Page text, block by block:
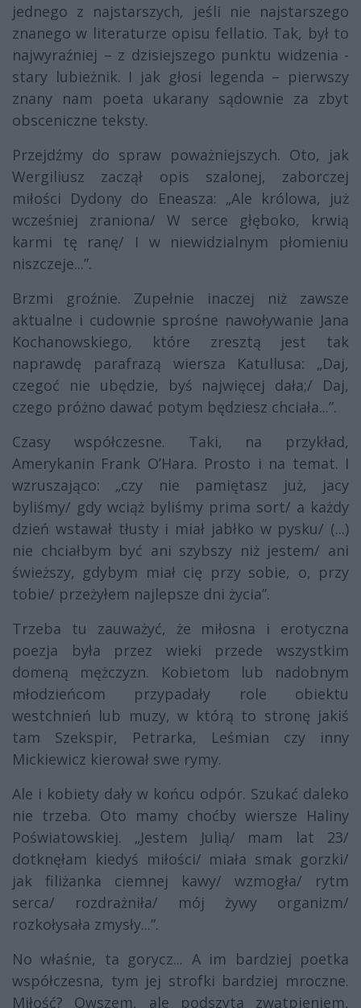
jednego z najstarszych, jeśli nie najstarszego
znanego w literaturze opisu fellatio. Tak, był to
najwyraźniej – z dzisiejszego punktu widzenia -
stary lubieżnik. I jak głosi legenda – pierwszy
znany nam poeta ukarany sądownie za zbyt
obsceniczne teksty.
Przejdźmy do spraw poważniejszych. Oto, jak
Wergiliusz zaczął opis szalonej, zaborczej
miłości Dydony do Eneasza: „Ale królowa, już
wcześniej zraniona/ W serce głęboko, krwią
karmi tę ranę/ I w niewidzialnym płomieniu
niszczeje...”.
Brzmi groźnie. Zupełnie inaczej niż zawsze
aktualne i cudownie sprośne nawoływanie Jana
Kochanowskiego, które zresztą jest tak
naprawdę parafrazą wiersza Katullusa: „Daj,
czegoć nie ubędzie, byś najwięcej dała;/ Daj,
czego próżno dawać potym będziesz chciała...”.
Czasy współczesne. Taki, na przykład,
Amerykanin Frank O’Hara. Prosto i na temat. I
wzruszająco: „czy nie pamiętasz już, jacy
byliśmy/ gdy wciąż byliśmy prima sort/ a każdy
dzień wstawał tłusty i miał jabłko w pysku/ (...)
nie chciałbym być ani szybszy niż jestem/ ani
świeższy, gdybym miał cię przy sobie, o, przy
tobie/ przeżyłem najlepsze dni życia”.
Trzeba tu zauważyć, że miłosna i erotyczna
poezja była przez wieki przede wszystkim
domeną mężczyzn. Kobietom lub nadobnym
młodzieńcom przypadały role obiektu
westchnień lub muzy, w którą to stronę jakiś
tam Szekspir, Petrarka, Leśmian czy inny
Mickiewicz kierował swe rymy.
Ale i kobiety dały w końcu odpór. Szukać daleko
nie trzeba. Oto mamy choćby wiersze Haliny
Poświatowskiej. „Jestem Julią/ mam lat 23/
dotknęłam kiedyś miłości/ miała smak gorzki/
jak filiżanka ciemnej kawy/ wzmogła/ rytm
serca/ rozdrażniła/ mój żywy organizm/
rozkołysała zmysły...”.
No właśnie, ta gorycz... A im bardziej poetka
współczesna, tym jej strofki bardziej mroczne.
Miłość? Owszem, ale podszyta zwątpieniem,